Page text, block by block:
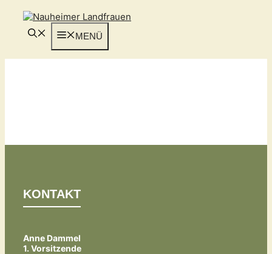
Inhalt
springen
MENÜ
KONTAKT
Anne Dammel
1. Vorsitzende